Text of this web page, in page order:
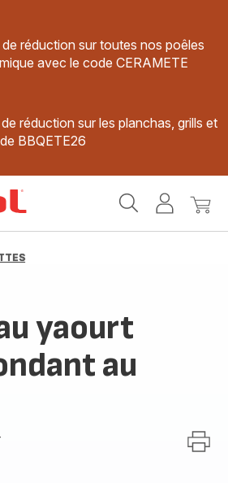
réduction sur toutes nos poêles
avec le code CERAMETE
réduction sur les planchas, grills et
BBQETE26
MonMon
yaourt
au